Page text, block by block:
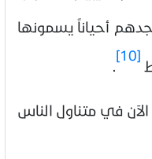
أحياناً يسمونها
.
في متناول الناس